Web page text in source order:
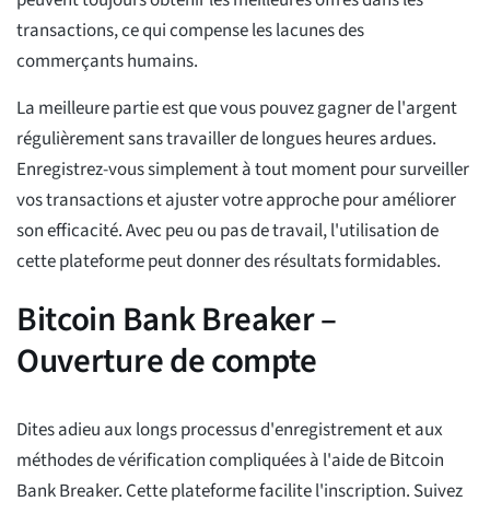
transactions, ce qui compense les lacunes des
commerçants humains.
La meilleure partie est que vous pouvez gagner de l'argent
régulièrement sans travailler de longues heures ardues.
Enregistrez-vous simplement à tout moment pour surveiller
vos transactions et ajuster votre approche pour améliorer
son efficacité. Avec peu ou pas de travail, l'utilisation de
cette plateforme peut donner des résultats formidables.
Bitcoin Bank Breaker –
Ouverture de compte
Dites adieu aux longs processus d'enregistrement et aux
méthodes de vérification compliquées à l'aide de Bitcoin
Bank Breaker. Cette plateforme facilite l'inscription. Suivez